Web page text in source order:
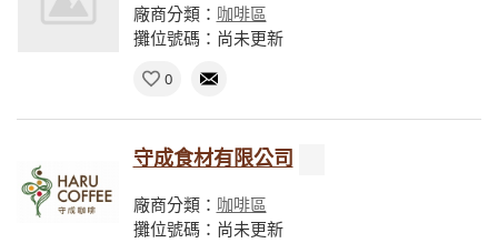
廠商分類： 咖啡區
攤位號碼：尚未更新
0
守成食材有限公司
廠商分類： 咖啡區
攤位號碼：尚未更新